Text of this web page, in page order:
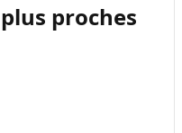
proches